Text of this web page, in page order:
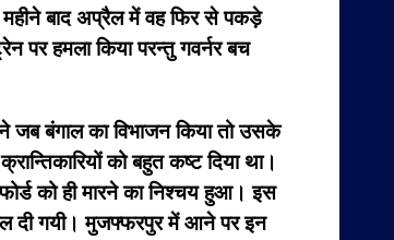
बाद अप्रैल में वह फिर से पकड़े
पर हमला किया परन्तु गवर्नर बच
जब बंगाल का विभाजन किया तो उसके
को बहुत कष्ट दिया था।
को ही मारने का निश्चय हुआ। इस
दी गयी। मुजफ्फरपुर में आने पर इन